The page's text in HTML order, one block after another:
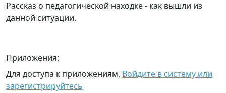
Рассказ о педагогической находке - как вышли из
данной ситуации.
Приложения:
Для доступа к приложениям, Войдите в систему или
зарегистрируйтесь